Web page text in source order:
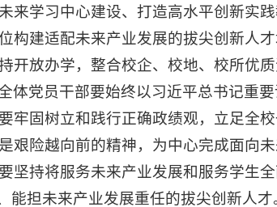
来学习中心建设、打造高水平创新实
构建适配未来产业发展的拔尖创新人
开放办学，整合校企、校地、校所优
体党员干部要始终以习近平总书记重
牢固树立和践行正确政绩观，立足全
艰险越向前的精神，为中心完成面向
坚持将服务未来产业发展和服务学生
能担未来产业发展重任的拔尖创新人